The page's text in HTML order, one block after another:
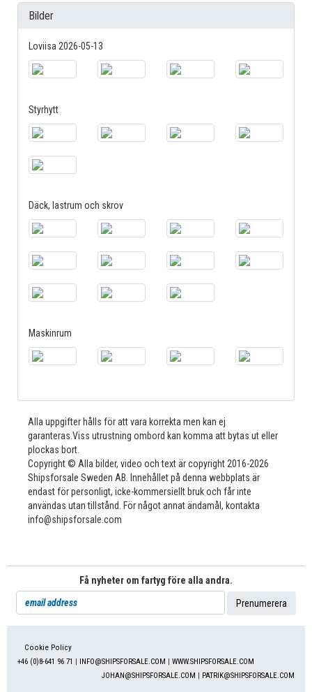
Bilder
Loviisa 2026-05-13
Styrhytt
Däck, lastrum och skrov
Maskinrum
Alla uppgifter hålls för att vara korrekta men kan ej
garanteras.Viss utrustning ombord kan komma att bytas ut eller
plockas bort.
Copyright © Alla bilder, video och text är copyright 2016-2026
Shipsforsale Sweden AB. Innehållet på denna webbplats är
endast för personligt, icke-kommersiellt bruk och får inte
användas utan tillstånd. För något annat ändamål, kontakta
info@shipsforsale.com
Få nyheter om fartyg före alla andra.
Cookie Policy
+46 (0)8-641 96 71
INFO@SHIPSFORSALE.COM
WWW.SHIPSFORSALE.COM
JOHAN@SHIPSFORSALE.COM
PATRIK@SHIPSFORSALE.COM